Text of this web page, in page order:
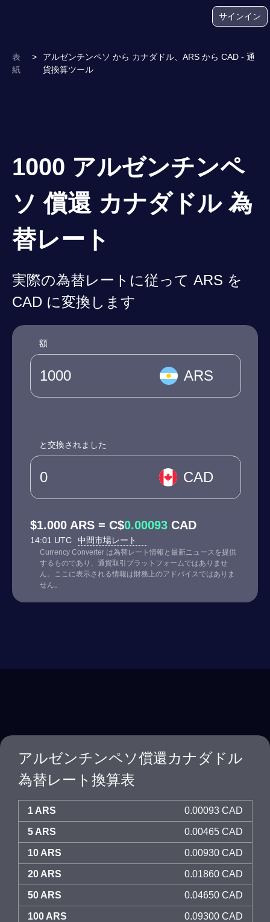
サインイン
表
紙
>
アルゼンチンペソ から カナダドル、ARS から CAD - 通
貨換算ツール
1000 アルゼンチンペ
ソ 償還 カナダドル 為
替レート
実際の為替レートに従って ARS を
CAD に変換します
額
ARS
と交換されました
CAD
$1.000 ARS = C$0.00093 CAD
14:01 UTC 中間市場レート
Currency Converter は為替レート情報と最新ニュースを提供
するものであり、通貨取引プラットフォームではありませ
ん。ここに表示される情報は財務上のアドバイスではありま
せん。
アルゼンチンペソ償還カナダドル
為替レート換算表
1 ARS 0.00093 CAD
5 ARS 0.00465 CAD
10 ARS 0.00930 CAD
20 ARS 0.01860 CAD
50 ARS 0.04650 CAD
100 ARS 0.09300 CAD